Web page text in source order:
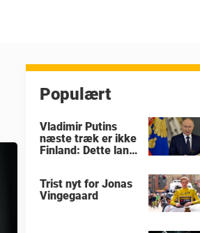
Populært
Vladimir Putins
næste træk er ikke
Finland: Dette land
Trist nyt for Jonas
Vingegaard